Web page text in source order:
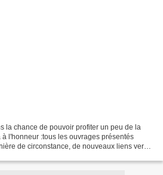
la chance de pouvoir profiter un peu de la
l'honneur :tous les ouvrages présentés
de circonstance, de nouveaux liens vers